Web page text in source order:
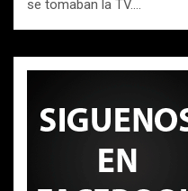
se tomaban la TV.…